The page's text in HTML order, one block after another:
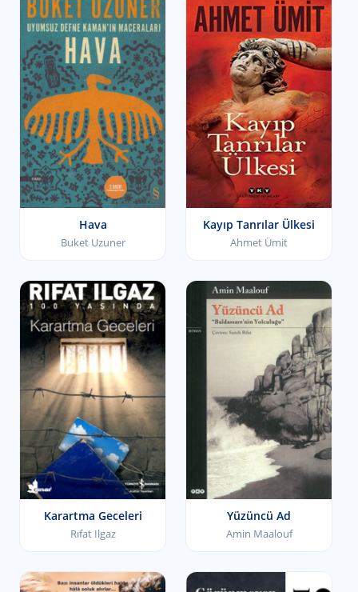
Hava
Buket Uzuner
Kayıp Tanrılar Ülkesi
Ahmet Ümit
Karartma Geceleri
Rıfat Ilgaz
Yüzüncü Ad
Amin Maalouf